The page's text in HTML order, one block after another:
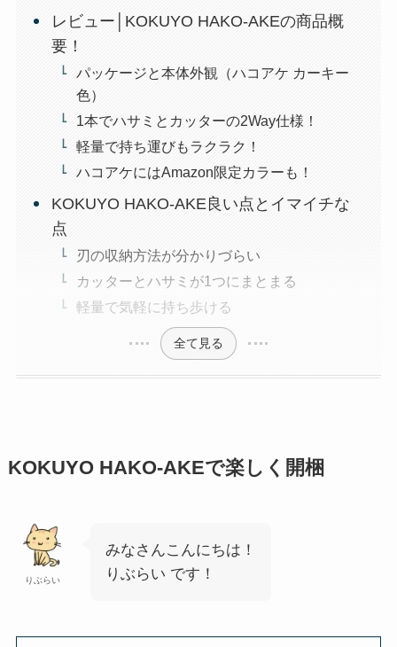
レビュー│KOKUYO HAKO-AKEの商品概
要！
パッケージと本体外観（ハコアケ カーキー
色）
1本でハサミとカッターの2Way仕様！
軽量で持ち運びもラクラク！
ハコアケにはAmazon限定カラーも！
KOKUYO HAKO-AKE良い点とイマイチな
点
刃の収納方法が分かりづらい
カッターとハサミが1つにまとまる
軽量で気軽に持ち歩ける
全て見る
KOKUYO HAKO-AKEで楽しく開梱
りぶらい
みなさんこんにちは！
りぶらい です！